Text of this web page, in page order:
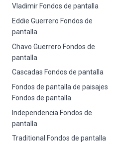
Vladimir Fondos de pantalla
Eddie Guerrero Fondos de
pantalla
Chavo Guerrero Fondos de
pantalla
Cascadas Fondos de pantalla
Fondos de pantalla de paisajes
Fondos de pantalla
Independencia Fondos de
pantalla
Traditional Fondos de pantalla